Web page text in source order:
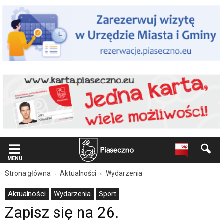
użytkowników
czytników
ekranowych Znajdujesz
się
podstronie
Piaseczyńską
Milę
Konstytucyjną
Oficjalna
Miasta
Gminy
MENU
Strona główna Aktualności Wydarzenia
Aktualności Wydarzenia Sport
Zapisz się na 26.